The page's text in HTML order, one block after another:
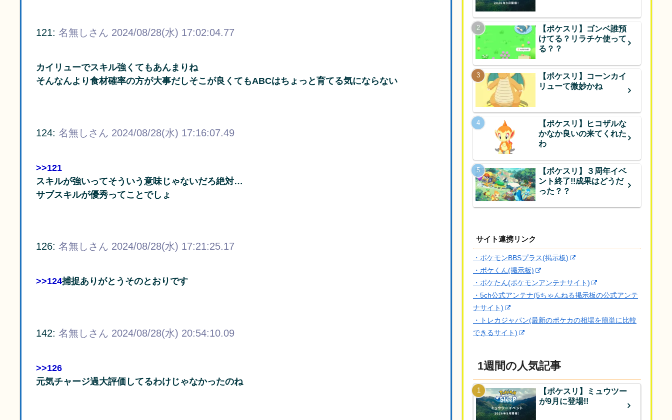
121: 名無しさん 2024/08/28(水) 17:02:04.77
カイリューでスキル強くてもあんまりね
そんなんより食材確率の方が大事だしそこが良くてもABCはちょっと育てる気にならない
124: 名無しさん 2024/08/28(水) 17:16:07.49
>>121
スキルが強いってそういう意味じゃないだろ絶対…
サブスキルが優秀ってことでしょ
126: 名無しさん 2024/08/28(水) 17:21:25.17
>>124捕捉ありがとうそのとおりです
142: 名無しさん 2024/08/28(水) 20:54:10.09
>>126
元気チャージ過大評価してるわけじゃなかったのね
【ポケスリ】ゴンベ誰預
けてる？リラチケ使って
る？？
【ポケスリ】コーンカイ
リューて微妙かね
【ポケスリ】ヒコザルな
かなか良いの来てくれた
わ
【ポケスリ】３周年イベ
ント終了!!成果はどうだ
った？？
サイト連携リンク
・ポケモンBBSプラス(掲示板)
・ポケくん(掲示板)
・ポケたん(ポケモンアンテナサイト)
・5ch公式アンテナ(5ちゃんねる掲示板の公式アンテ
ナサイト)
・トレカジャパン(最新のポケカの相場を簡単に比較
できるサイト)
1週間の人気記事
【ポケスリ】ミュウツー
が9月に登場!!